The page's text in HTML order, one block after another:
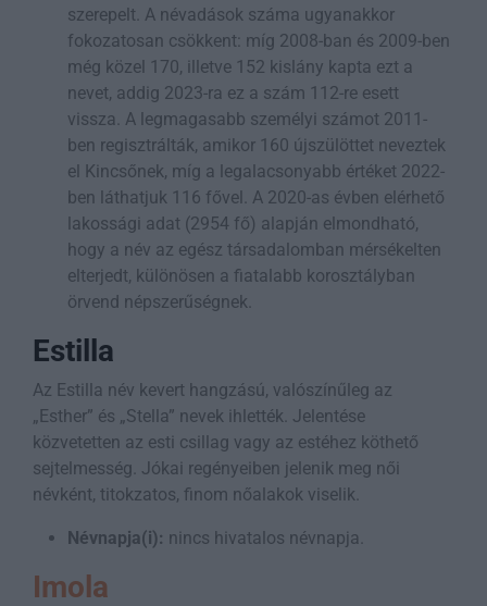
szerepelt. A névadások száma ugyanakkor
fokozatosan csökkent: míg 2008-ban és 2009-ben
még közel 170, illetve 152 kislány kapta ezt a
nevet, addig 2023-ra ez a szám 112-re esett
vissza. A legmagasabb személyi számot 2011-
ben regisztrálták, amikor 160 újszülöttet neveztek
el Kincsőnek, míg a legalacsonyabb értéket 2022-
ben láthatjuk 116 fővel. A 2020-as évben elérhető
lakossági adat (2954 fő) alapján elmondható,
hogy a név az egész társadalomban mérsékelten
elterjedt, különösen a fiatalabb korosztályban
örvend népszerűségnek.
Estilla
Az Estilla név kevert hangzású, valószínűleg az
„Esther” és „Stella” nevek ihlették. Jelentése
közvetetten az esti csillag vagy az estéhez köthető
sejtelmesség. Jókai regényeiben jelenik meg női
névként, titokzatos, finom nőalakok viselik.
Névnapja(i): nincs hivatalos névnapja.
Imola